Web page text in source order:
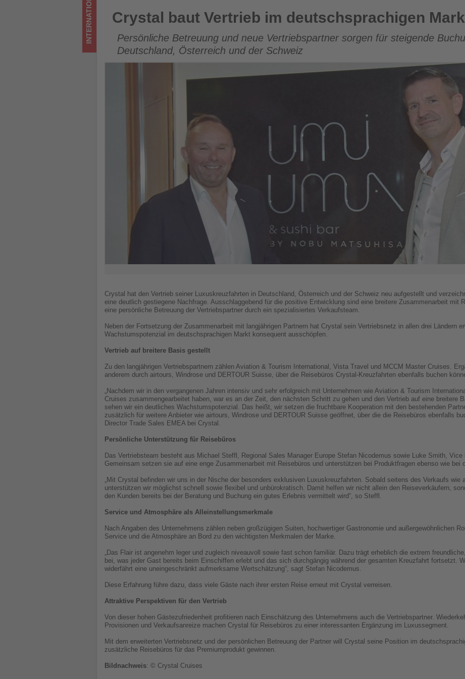
Crystal baut Vertrieb im deutschsprachigen Markt weiter aus
INTERNATIONAL Crystal baut Vertrieb im deutschsprachigen
Persönliche Betreuung und neue Vertriebspartner sorgen für steigende
Deutschland, Österreich und der Schweiz
Crystal hat den Vertrieb seiner Luxuskreuzfahrten in Deutschland, Österreich und der Schweiz neu aufgestellt und
eine deutlich gestiegene Nachfrage. Ausschlaggebend für die positive Entwicklung sind eine breitere Zusammenarbeit mit
eine persönliche Betreuung der Vertriebspartner durch ein spezialisiertes Verkaufsteam.
Neben der Fortsetzung der Zusammenarbeit mit langjährigen Partnern hat Crystal sein Vertriebsnetz in allen drei Ländern
Wachstumspotenzial im deutschsprachigen Markt konsequent ausschöpfen.
Vertrieb auf breitere Basis gestellt
Zu den langjährigen Vertriebspartnern zählen Aviation & Tourism International, Vista Travel und MCCM Master Cruises.
anderem durch airtours, Windrose und DERTOUR Suisse, über die Reisebüros Crystal-Kreuzfahrten ebenfalls buchen
„Nachdem wir in den vergangenen Jahren intensiv und sehr erfolgreich mit Unternehmen wie Aviation & Tourism
Cruises zusammengearbeitet haben, war es an der Zeit, den nächsten Schritt zu gehen und den Vertrieb auf eine breitere
sehen wir ein deutliches Wachstumspotenzial. Das heißt, wir setzen die fruchtbare Kooperation mit den bestehenden
zusätzlich für weitere Anbieter wie airtours, Windrose und DERTOUR Suisse geöffnet, über die die Reisebüros ebenfalls
Director Trade Sales EMEA bei Crystal.
Persönliche Unterstützung für Reisebüros
Das Vertriebsteam besteht aus Michael Steffl, Regional Sales Manager Europe Stefan Nicodemus sowie Luke Smith,
Gemeinsam setzen sie auf eine enge Zusammenarbeit mit Reisebüros und unterstützen bei Produktfragen ebenso wie bei
„Mit Crystal befinden wir uns in der Nische der besonders exklusiven Luxuskreuzfahrten. Sobald seitens des Verkaufs wie
unterstützen wir möglichst schnell sowie flexibel und unbürokratisch. Damit helfen wir nicht allein den Reiseverkäufern,
den Kunden bereits bei der Beratung und Buchung ein gutes Erlebnis vermittelt wird“, so Steffl.
Service und Atmosphäre als Alleinstellungsmerkmale
Nach Angaben des Unternehmens zählen neben großzügigen Suiten, hochwertiger Gastronomie und außergewöhnlichen
Service und die Atmosphäre an Bord zu den wichtigsten Merkmalen der Marke.
„Das Flair ist angenehm leger und zugleich niveauvoll sowie fast schon familiär. Dazu trägt erheblich die extrem
bei, was jeder Gast bereits beim Einschiffen erlebt und das sich durchgängig während der gesamten Kreuzfahrt fortsetzt.
widerfährt eine uneingeschränkt aufmerksame Wertschätzung“, sagt Stefan Nicodemus.
Diese Erfahrung führe dazu, dass viele Gäste nach ihrer ersten Reise erneut mit Crystal verreisen.
Attraktive Perspektiven für den Vertrieb
Von dieser hohen Gästezufriedenheit profitieren nach Einschätzung des Unternehmens auch die Vertriebspartner.
Provisionen und Verkaufsanreize machen Crystal für Reisebüros zu einer interessanten Ergänzung im Luxussegment.
Mit dem erweiterten Vertriebsnetz und der persönlichen Betreuung der Partner will Crystal seine Position im
zusätzliche Reisebüros für das Premiumprodukt gewinnen.
Bildnachweis: © Crystal Cruises